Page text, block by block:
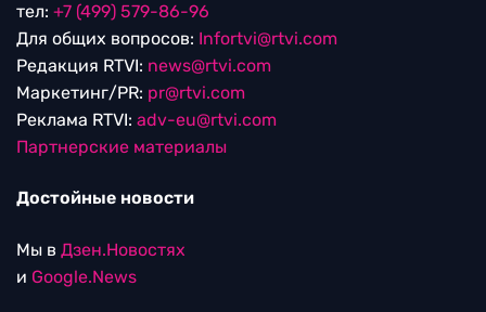
тел: +7 (499) 579-86-96
Для общих вопросов: Infortvi@rtvi.com
Редакция RTVI: news@rtvi.com
Маркетинг/PR: pr@rtvi.com
Реклама RTVI: adv-eu@rtvi.com
Партнерские материалы
Достойные новости
Мы в Дзен.Новостях
и Google.News